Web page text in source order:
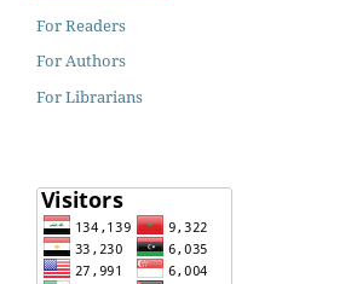
For Readers
For Authors
For Librarians